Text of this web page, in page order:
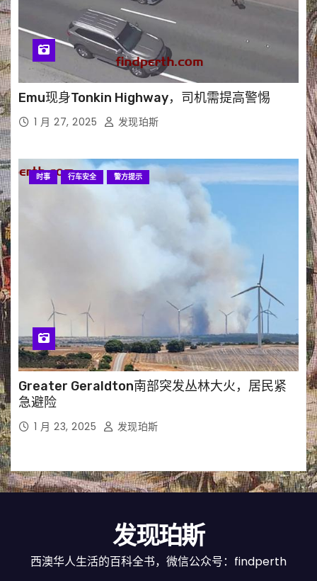
Emu现身Tonkin Highway，司机需提高警惕
1 月 27, 2025 发现珀斯
时事 行车安全 警方提示
Greater Geraldton南部突发丛林大火，居民紧
急避险
1 月 23, 2025 发现珀斯
发现珀斯
西澳华人生活的百科全书，微信公众号：findperth